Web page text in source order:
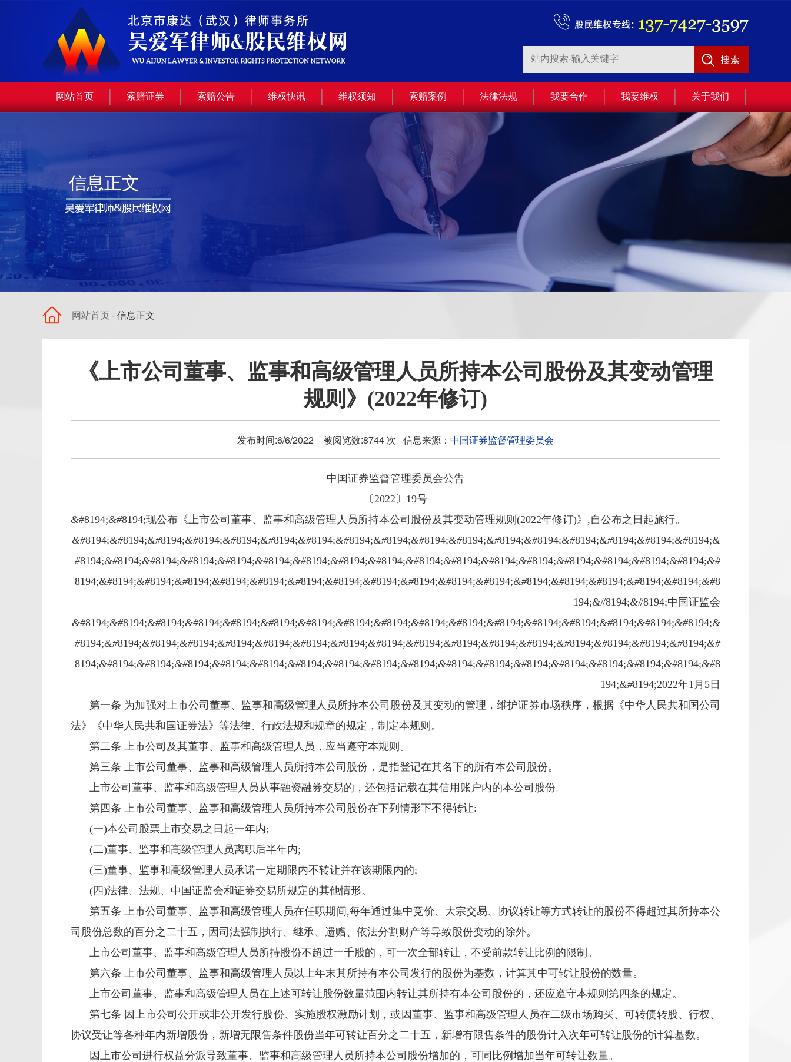
网站首页 索赔证券 索赔公告 维权快讯 维权须知 索赔案例 法律法规 我要合作 我要维权 关于我们
信息正文
网站首页- 信息正文
《上市公司董事、监事和高级管理人员所持本公司股份及其变动管理
规则》(2022年修订)
发布时间:6/6/2022 被阅览数:8744 次 信息来源： 中国证券监督管理委员会
中国证券监督管理委员会公告
〔2022〕19号
&#8194;&#8194;现公布《上市公司董事、监事和高级管理人员所持本公司股份及其变动管理规则(2022年修订)》,自公布之日起施行。
&#8194;&#8194;&#8194;&#8194;&#8194;&#8194;&#8194;&#8194;&#8194;&#8194;&#8194;&#8194;&#8194;&#8194;&#8194;&#8194;&#8194;&
#8194;&#8194;&#8194;&#8194;&#8194;&#8194;&#8194;&#8194;&#8194;&#8194;&#8194;&#8194;&#8194;&#8194;&#8194;&#8194;&#8194;&#
8194;&#8194;&#8194;&#8194;&#8194;&#8194;&#8194;&#8194;&#8194;&#8194;&#8194;&#8194;&#8194;&#8194;&#8194;&#8194;&#8194;&#8
194;&#8194;&#8194;中国证监会
&#8194;&#8194;&#8194;&#8194;&#8194;&#8194;&#8194;&#8194;&#8194;&#8194;&#8194;&#8194;&#8194;&#8194;&#8194;&#8194;&#8194;&
#8194;&#8194;&#8194;&#8194;&#8194;&#8194;&#8194;&#8194;&#8194;&#8194;&#8194;&#8194;&#8194;&#8194;&#8194;&#8194;&#8194;&#
8194;&#8194;&#8194;&#8194;&#8194;&#8194;&#8194;&#8194;&#8194;&#8194;&#8194;&#8194;&#8194;&#8194;&#8194;&#8194;&#8194;&#8
194;&#8194;2022年1月5日
第一条 为加强对上市公司董事、监事和高级管理人员所持本公司股份及其变动的管理，维护证券市场秩序，根据《中华人民共和国公司
法》《中华人民共和国证券法》等法律、行政法规和规章的规定，制定本规则。
第二条 上市公司及其董事、监事和高级管理人员，应当遵守本规则。
第三条 上市公司董事、监事和高级管理人员所持本公司股份，是指登记在其名下的所有本公司股份。
上市公司董事、监事和高级管理人员从事融资融券交易的，还包括记载在其信用账户内的本公司股份。
第四条 上市公司董事、监事和高级管理人员所持本公司股份在下列情形下不得转让:
(一)本公司股票上市交易之日起一年内;
(二)董事、监事和高级管理人员离职后半年内;
(三)董事、监事和高级管理人员承诺一定期限内不转让并在该期限内的;
(四)法律、法规、中国证监会和证券交易所规定的其他情形。
第五条 上市公司董事、监事和高级管理人员在任职期间 ,每年通过集中竞价、大宗交易、协议转让等方式转让的股份不得超过其所持本公
司股份总数的百分之二十五，因司法强制执行、继承、遗赠、依法分割财产等导致股份变动的除外。
上市公司董事、监事和高级管理人员所持股份不超过一千股的，可一次全部转让，不受前款转让比例的限制。
第六条 上市公司董事、监事和高级管理人员以上年末其所持有本公司发行的股份为基数，计算其中可转让股份的数量。
上市公司董事、监事和高级管理人员在上述可转让股份数量范围内转让其所持有本公司股份的，还应遵守本规则第四条的规定。
第七条 因上市公司公开或非公开发行股份、实施股权激励计划，或因董事、监事和高级管理人员在二级市场购买、可转债转股、行权、
协议受让等各种年内新增股份，新增无限售条件股份当年可转让百分之二十五，新增有限售条件的股份计入次年可转让股份的计算基数。
因上市公司进行权益分派导致董事、监事和高级管理人员所持本公司股份增加的，可同比例增加当年可转让数量。